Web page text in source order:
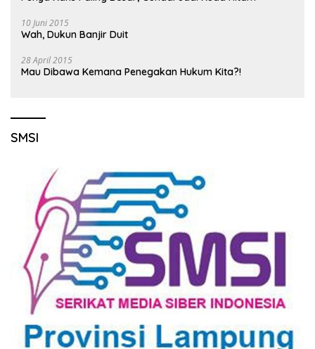
10 Juni 2015
Wah, Dukun Banjir Duit
28 April 2015
Mau Dibawa Kemana Penegakan Hukum Kita?!
SMSI